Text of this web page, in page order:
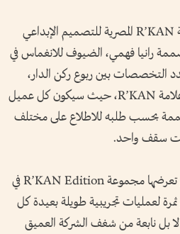
من جهة الديكورات تدعو شركة R’KAN المصرية للتصميم الإبداعي
رانيا فهمي، الضيوف للانغماس في
التخصصات بين ربوع ركن الدار،
وتحثهم على الغوص في أعماق علامة R’KAN، حيث سيكون كل عميل
بحسب طلبه للاطلاع على مختلف
سقف واحد.
وبالنسبة إلى كل التصاميم التي تعرضها مجموعة R’KAN Edition في
لعمليات تجريبية طويلة بعيدة كل
بل نابعة من شغف الشركة العميق